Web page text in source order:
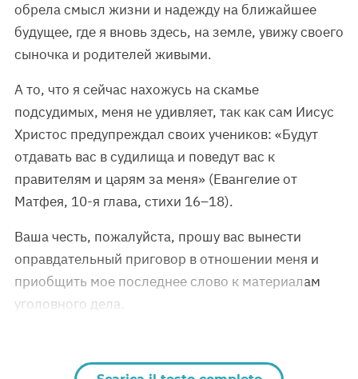
обрела смысл жизни и надежду на ближайшее
будущее, где я вновь здесь, на земле, увижу своего
сыночка и родителей живыми.
А то, что я сейчас нахожусь на скамье
подсудимых, меня не удивляет, так как сам Иисус
Христос предупреждал своих учеников: «Будут
отдавать вас в судилища и поведут вас к
правителям и царям за меня» (Евангелие от
Матфея, 10-я глава, стихи 16–18).
Ваша честь, пожалуйста, прошу вас вынести
оправдательный приговор в отношении меня и
приобщить мое последнее слово к материалам
уголовного дела.